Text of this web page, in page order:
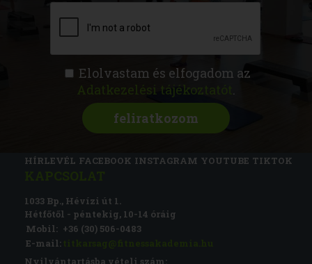
Elolvastam és elfogadom az
Adatkezelési tájékoztatót .
FITNESS AKADÉMIA
RÓLUNK MAGAZIN
CSATLAKOZZ
HÍRLEVÉL FACEBOOK INSTAGRAM YOUTUBE TIKTOK
1033 Bp., Hévízi út 1.
Hétfőtől - péntekig, 10-14 óráig
Mobil: +36 (30) 506-0483
E-mail:
Nyilvántartásba vételi szám: